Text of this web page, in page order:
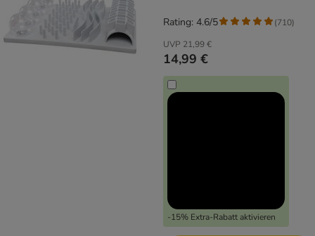
UVP 21,99 €
14,99 €
-15% Extra-Rabatt aktivieren
Rating: 4.6/5 (710)